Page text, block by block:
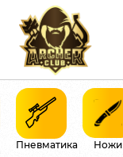
Пневматика Ножи